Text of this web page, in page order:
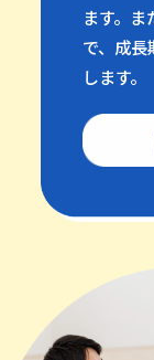
ます。
で、成
します。